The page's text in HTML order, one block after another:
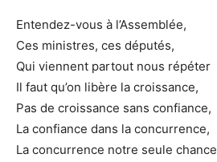
Entendez-vous à l’Assemblée,
Ces ministres, ces députés,
Qui viennent partout nous répéter
Il faut qu’on libère la croissance,
Pas de croissance sans confiance,
La confiance dans la concurrence,
La concurrence notre seule chance